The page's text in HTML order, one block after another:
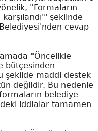
"Formaların
şeklinde
cevap
"Öncelikle
bütçesinden
şekilde maddi destek
değildir. Bu nedenle
belediye
iddialar tamamen